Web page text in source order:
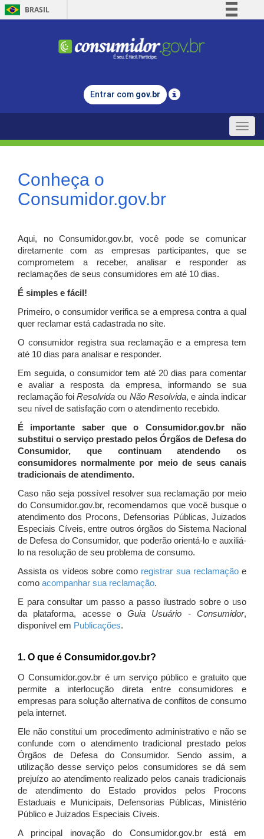
BRASIL
Comunica BR
Legislação
Entrar com gov.br
Toggle
Conheça o
Consumidor.gov.br
Aqui, no Consumidor.gov.br, você pode se comunicar
diretamente com as empresas participantes, que se
comprometem a receber, analisar e responder as
reclamações de seus consumidores em até 10 dias.
É simples e fácil!
Primeiro, o consumidor verifica se a empresa contra a qual
quer reclamar está cadastrada no site.
O consumidor registra sua reclamação e a empresa tem
até 10 dias para analisar e responder.
Em seguida, o consumidor tem até 20 dias para comentar
e avaliar a resposta da empresa, informando se sua
reclamação foiResolvida ou Não Resolvida, e ainda indicar
seu nível de satisfação com o atendimento recebido.
É importante saber que o Consumidor.gov.br não
substitui o serviço prestado pelos Órgãos de Defesa do
Consumidor, que continuam atendendo os
consumidores normalmente por meio de seus canais
tradicionais de atendimento.
Caso não seja possível resolver sua reclamação por meio
do Consumidor.gov.br, recomendamos que você busque o
atendimento dos Procons, Defensorias Públicas, Juizados
Especiais Cíveis, entre outros órgãos do Sistema Nacional
de Defesa do Consumidor, que poderão orientá-lo e auxiliá-
lo na resolução de seu problema de consumo.
Assista os vídeos sobre como registrar sua reclamaçãoe
como acompanhar sua reclamação.
E para consultar um passo a passo ilustrado sobre o uso
da plataforma, acesse oGuia Usuário - Consumidor,
disponível em Publicações.
1. O que é Consumidor.gov.br?
O Consumidor.gov.br é um serviço público e gratuito que
permite a interlocução direta entre consumidores e
empresas para solução alternativa de conflitos de consumo
pela internet.
Ele não constitui um procedimento administrativo e não se
confunde com o atendimento tradicional prestado pelos
Órgãos de Defesa do Consumidor. Sendo assim, a
utilização desse serviço pelos consumidores se dá sem
prejuízo ao atendimento realizado pelos canais tradicionais
de atendimento do Estado providos pelos Procons
Estaduais e Municipais, Defensorias Públicas, Ministério
Público e Juizados Especiais Cíveis.
A principal inovação do Consumidor.gov.br está em